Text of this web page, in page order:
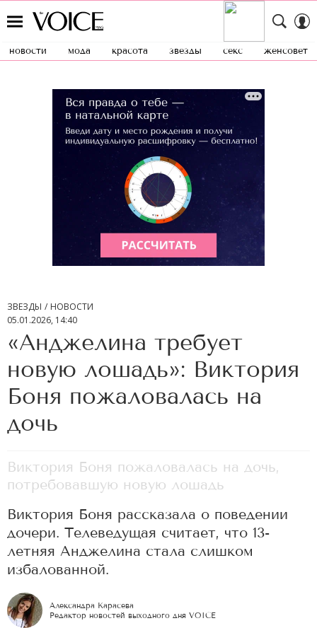
новости мода красота звезды секс женсовет
ЗВЕЗДЫ
НОВОСТИ
05.01.2026, 14:40
«Анджелина требует
новую лошадь»: Виктория
Боня пожаловалась на
дочь
Виктория Боня пожаловалась на дочь,
потребовавшую новую лошадь
Виктория Боня рассказала о поведении
дочери. Телеведущая считает, что 13-
летняя Анджелина стала слишком
избалованной.
Александра Карасева
Редактор новостей выходного дня VOICE